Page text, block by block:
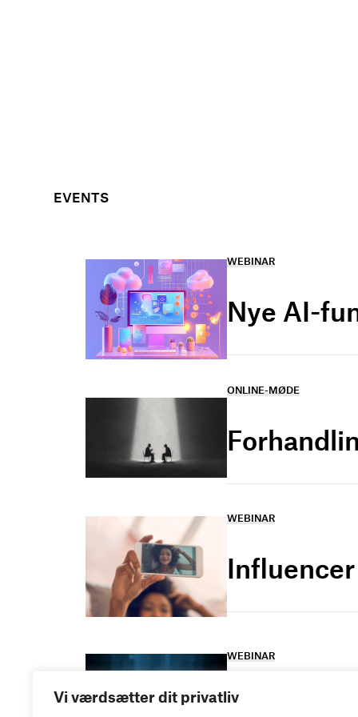
Vi værdsætter dit privatliv
EVENTS
WEBINAR
Nye AI-
ONLINE-MØDE
WEBINAR
WEBINAR
It- og